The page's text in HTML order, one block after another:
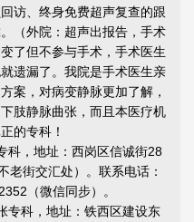
访、终身免费超声复查的跟
（外院：超声出报告，手术
了但不参与手术，手术医生
遗漏了。我院是手术医生亲
案，对病变静脉更加了解，
肢静脉曲张，而且本医疗机
的专科！
，地址：西岗区信诚街28
老街交汇处）。联系电话：
（微信同步）。
科，地址：铁西区建设东